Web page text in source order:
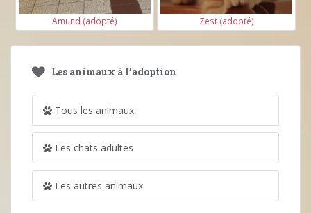
Amund (adopté) Zest (adopté)
Les animaux à l’adoption
Tous les animaux
Les chats adultes
Les autres animaux